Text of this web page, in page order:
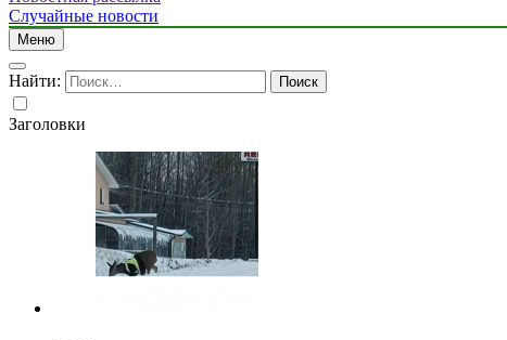
Случайные новости
Меню
Найти:
Заголовки